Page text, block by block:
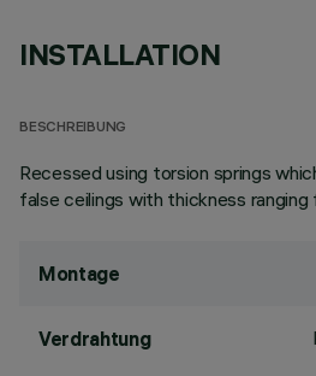
INSTALLATION
BESCHREIBUNG
Recessed using torsion springs
false ceilings with thickness
Montage
Verdrahtung